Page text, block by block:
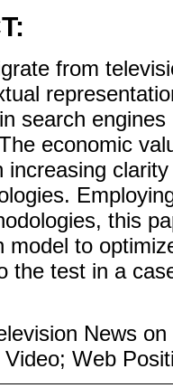
from
search
economic
increasing
this
model to
the test in a
News
Web